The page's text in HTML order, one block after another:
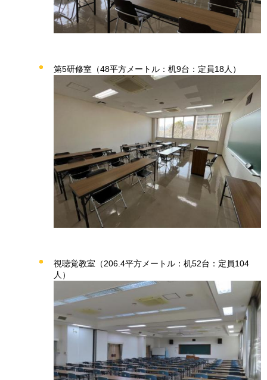
第5研修室（48平方メートル：机9台：定員18人）
視聴覚教室（206.4平方メートル：机52台：定員104
人）